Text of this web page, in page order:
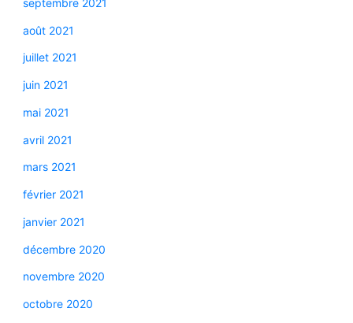
août 2021
juillet 2021
juin 2021
mai 2021
avril 2021
mars 2021
février 2021
janvier 2021
décembre 2020
novembre 2020
octobre 2020